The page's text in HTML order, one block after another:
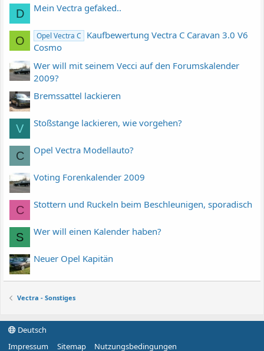
D Mein Vectra gefaked..
O Opel Vectra C
Kaufbewertung Vectra C Caravan 3.0 V6
Cosmo
Wer will mit seinem Vecci auf den Forumskalender
2009?
Bremssattel lackieren
V Stoßstange lackieren, wie vorgehen?
C Opel Vectra Modellauto?
Voting Forenkalender 2009
C Stottern und Ruckeln beim Beschleunigen, sporadisch
S Wer will einen Kalender haben?
Neuer Opel Kapitän
Vectra - Sonstiges
Deutsch
Impressum
Sitemap Nutzungsbedingungen